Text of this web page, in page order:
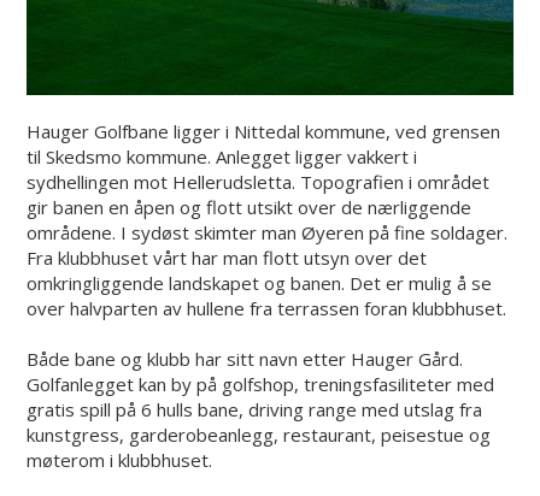
Hauger Golfbane ligger i Nittedal kommune, ved grensen
til Skedsmo kommune. Anlegget ligger vakkert i
sydhellingen mot Hellerudsletta. Topografien i området
gir banen en åpen og flott utsikt over de nærliggende
områdene. I sydøst skimter man Øyeren på fine soldager.
Fra klubbhuset vårt har man flott utsyn over det
omkringliggende landskapet og banen. Det er mulig å se
over halvparten av hullene fra terrassen foran klubbhuset.
Både bane og klubb har sitt navn etter Hauger Gård.
Golfanlegget kan by på golfshop, treningsfasiliteter med
gratis spill på 6 hulls bane, driving range med utslag fra
kunstgress, garderobeanlegg, restaurant, peisestue og
møterom i klubbhuset.